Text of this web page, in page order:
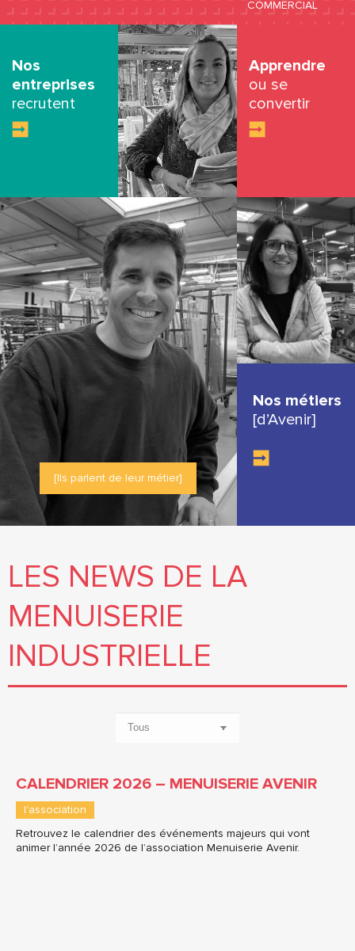
COMMERCIAL
Nos
entreprises
recrutent
Apprendre
ou se
convertir
[Ils parlent de leur métier]
Nos métiers
[d’Avenir]
LES NEWS DE LA
MENUISERIE
INDUSTRIELLE
CALENDRIER 2026 – MENUISERIE AVENIR
l'association
Retrouvez le calendrier des événements majeurs qui vont
animer l’année 2026 de l’association Menuiserie Avenir.